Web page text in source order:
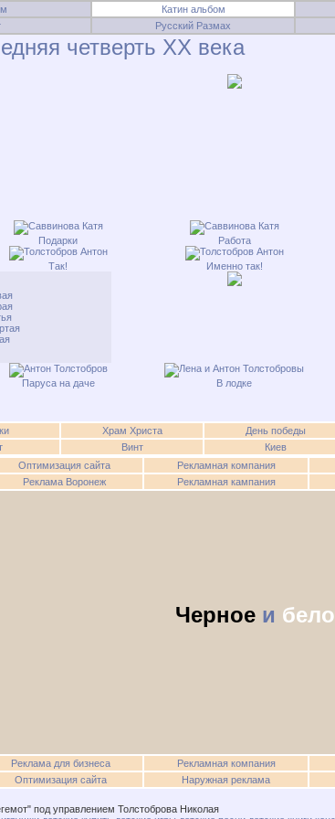
Катин альбом
Русский Размах
четверть XX века
Подарки Работа
Так! Именно так!
Паруса на даче В лодке
Храм Христа День победы
Винт Киев
Оптимизация сайта Рекламная компания
Реклама Воронеж Рекламная кампания
Черное и
Реклама для бизнеса Рекламная компания
Оптимизация сайта Наружная реклама
под управлением Толстоброва Николая